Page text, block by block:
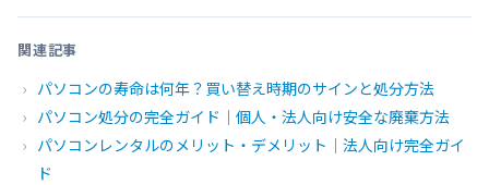
関連記事
パソコンの寿命は何年？買い替え時期のサインと処分方法
パソコン処分の完全ガイド｜個人・法人向け安全な廃棄方法
パソコンレンタルのメリット・デメリット｜法人向け完全ガイ
ド